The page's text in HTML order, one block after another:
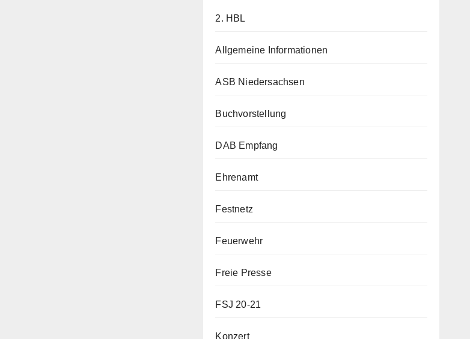
2. HBL
Allgemeine Informationen
ASB Niedersachsen
Buchvorstellung
DAB Empfang
Ehrenamt
Festnetz
Feuerwehr
Freie Presse
FSJ 20-21
Konzert